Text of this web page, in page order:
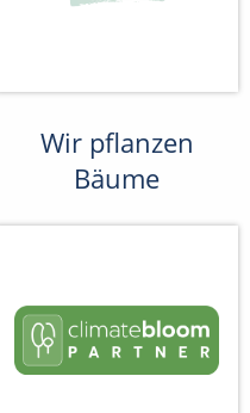
Wir pflanzen
Bäume